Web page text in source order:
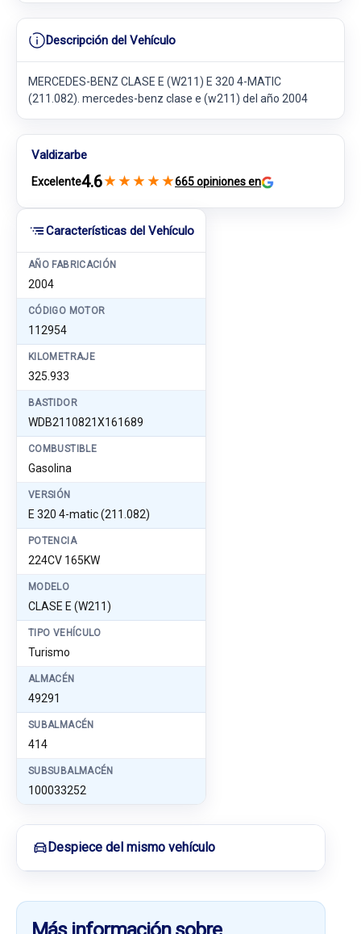
Características del Vehículo
AÑO FABRICACIÓN
2004
CÓDIGO MOTOR
112954
KILOMETRAJE
325.933
BASTIDOR
WDB2110821X161689
COMBUSTIBLE
Gasolina
VERSIÓN
E 320 4-matic (211.082)
POTENCIA
224CV 165KW
MODELO
CLASE E (W211)
TIPO VEHÍCULO
Turismo
ALMACÉN
49291
SUBALMACÉN
414
SUBSUBALMACÉN
100033252
Descripción del Vehículo
MERCEDES-BENZ CLASE E (W211) E 320 4-MATIC
(211.082). mercedes-benz clase e (w211) del año 2004
Valdizarbe
Excelente4.6★ ★ ★ ★ ★665 opiniones en
Despiece del mismo vehículo